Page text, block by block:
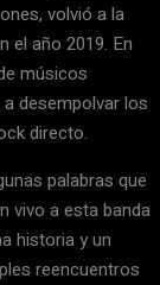
volvió a la
el año 2019. En
músicos
desempolvar los
directo.
palabras que
vivo a esta banda
historia y un
reencuentros